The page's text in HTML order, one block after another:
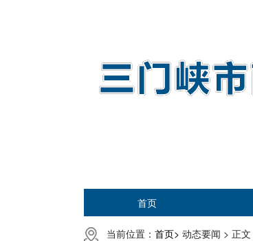
首页
当前位置： 首页> 动态要闻 > 正文